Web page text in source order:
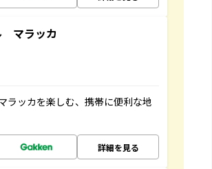
マラッカ
ラッカを楽しむ、携帯に便利な地
詳細を見る